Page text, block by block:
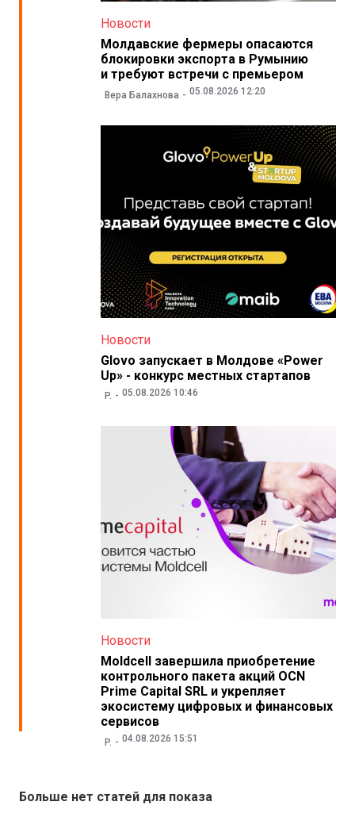
Новости
Молдавские фермеры опасаются
блокировки экспорта в Румынию
и требуют встречи с премьером
Вера Балахнова 05.08.2026 12:20
Новости
Glovo запускает в Молдове «Power
Up» - конкурс местных стартапов
P. 05.08.2026 10:46
Новости
Moldcell завершила приобретение
контрольного пакета акций OCN
Prime Capital SRL и укрепляет
экосистему цифровых и финансовых
сервисов
P. 04.08.2026 15:51
Больше нет статей для показа